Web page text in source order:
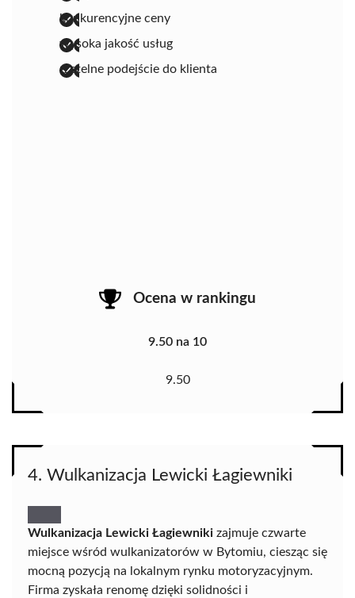
konkurencyjne ceny
wysoka jakość usług
rzetelne podejście do klienta
Ocena w rankingu
9.50 na 10
9.50
4. Wulkanizacja Lewicki Łagiewniki
Wulkanizacja Lewicki Łagiewniki zajmuje czwarte
miejsce wśród wulkanizatorów w Bytomiu, ciesząc się
mocną pozycją na lokalnym rynku motoryzacyjnym.
Firma zyskała renomę dzięki solidności i